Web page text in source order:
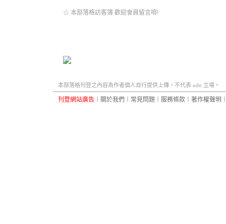
☆ 本部落格訪客簿 歡迎會員留言唷!
本部落格刊登之內容為作者個人自行提供上傳，不代表 udn 立場。
刊登網站廣告 關於我們 常見問題 服務條款 著作權聲明